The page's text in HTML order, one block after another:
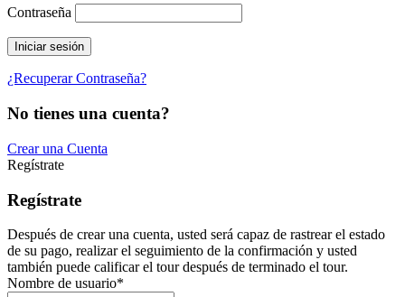
Contraseña
¿Recuperar Contraseña?
No tienes una cuenta?
Crear una Cuenta
Regístrate
Regístrate
Después de crear una cuenta, usted será capaz de rastrear el estado
de su pago, realizar el seguimiento de la confirmación y usted
también puede calificar el tour después de terminado el tour.
Nombre de usuario*